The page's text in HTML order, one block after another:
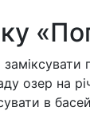
озер
в